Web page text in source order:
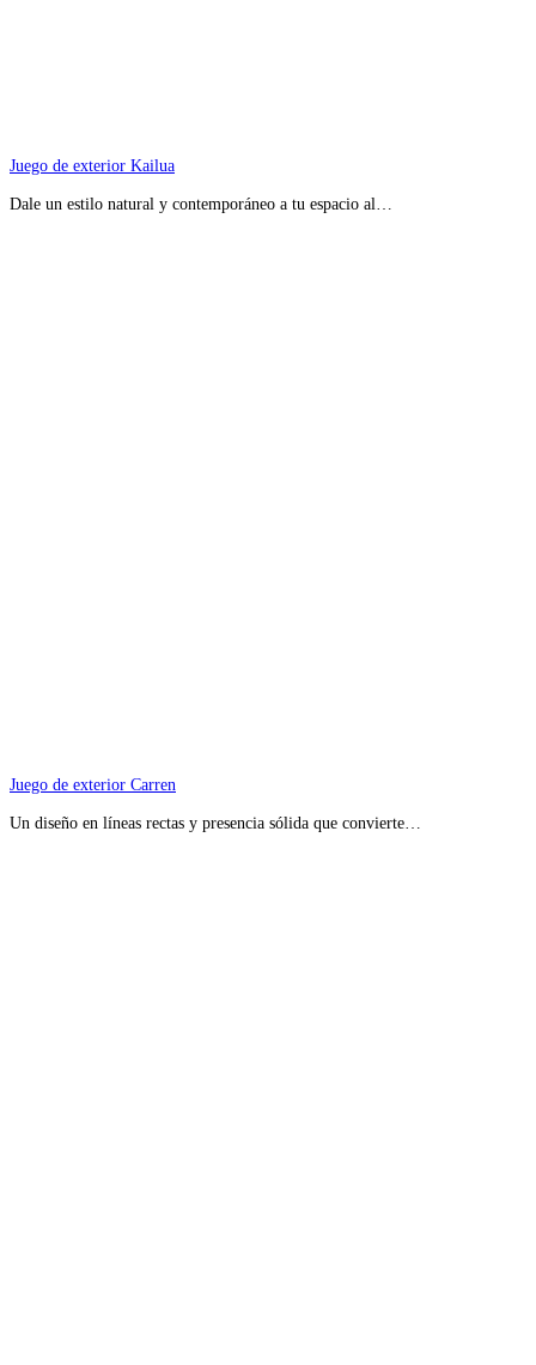
Juego de exterior Kailua
Dale un estilo natural y contemporáneo a tu espacio al…
Juego de exterior Carren
Un diseño en líneas rectas y presencia sólida que convierte…